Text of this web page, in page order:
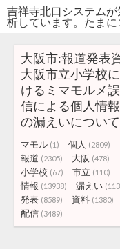
吉祥寺北口システム
析しています。たまに
大阪市:報道発表
大阪市立小学校
けるミマモルメ
信による個人情
の漏えいについて
マモル (1) 個人 (2809)
報道 (2305) 大阪 (478)
小学校 (67) 市立 (110)
情報 (13938) 漏えい
発表 (8589) 資料 (1380)
配信 (3489)